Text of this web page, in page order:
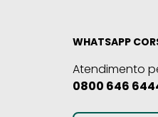
WHATSAPP
Atendimento
0800 646